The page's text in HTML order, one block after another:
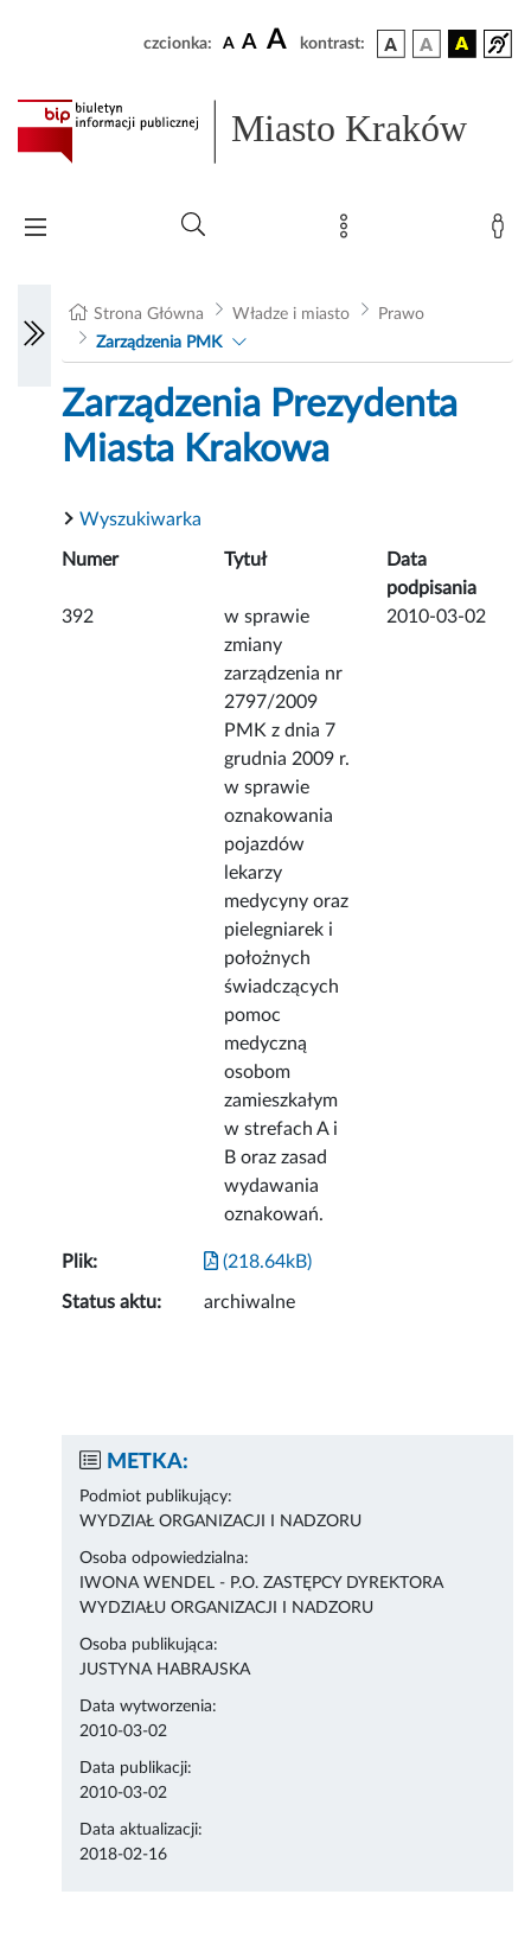
czcionka: A A A kontrast:
Miasto Kraków
Strona Główna Władze i miasto
Prawo
Zarządzenia PMK
Zarządzenia Prezydenta
Miasta Krakowa
Wyszukiwarka
Numer Tytuł
Data
podpisania
392
w sprawie
zmiany
zarządzenia nr
2797/2009
PMK z dnia 7
grudnia 2009 r.
w sprawie
oznakowania
pojazdów
lekarzy
medycyny oraz
pielegniarek i
położnych
świadczących
pomoc
medyczną
osobom
zamieszkałym
w strefach A i
B oraz zasad
wydawania
oznakowań.
2010-03-02
Plik: (218.64kB)
Status aktu: archiwalne
METKA:
Podmiot publikujący:
WYDZIAŁ ORGANIZACJI I NADZORU
Osoba odpowiedzialna:
IWONA WENDEL - P.O. ZASTĘPCY DYREKTORA
WYDZIAŁU ORGANIZACJI I NADZORU
Osoba publikująca:
JUSTYNA HABRAJSKA
Data wytworzenia:
2010-03-02
Data publikacji:
2010-03-02
Data aktualizacji:
2018-02-16